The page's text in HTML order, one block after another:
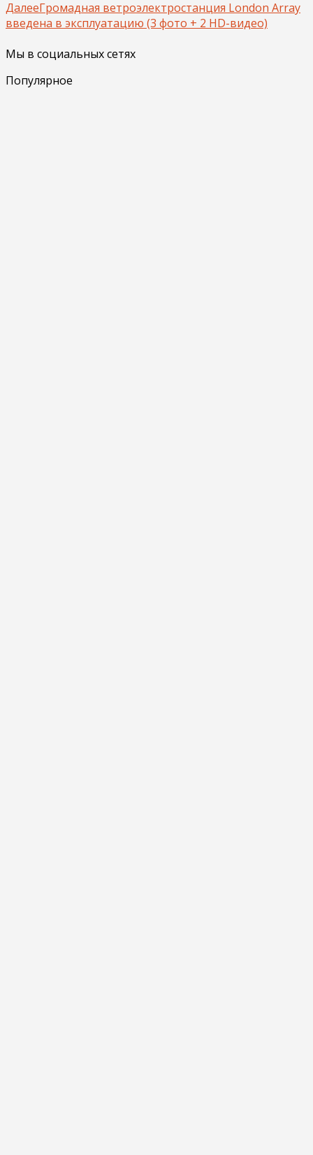
ДалееГромадная ветроэлектростанция London Array
введена в эксплуатацию (3 фото + 2 HD-видео)
Мы в социальных сетях
Популярное